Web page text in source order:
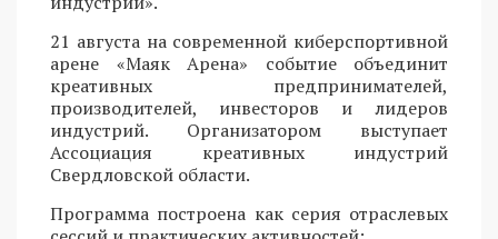
21 августа на современной киберспортивной
арене «Маяк Арена» событие объединит
креативных предпринимателей,
производителей, инвесторов и лидеров
индустрий. Организатором выступает
Ассоциация креативных индустрий
Свердловской области.
Программа построена как серия отраслевых